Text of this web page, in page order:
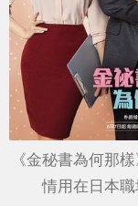
《金秘書為何那
情用在日本職